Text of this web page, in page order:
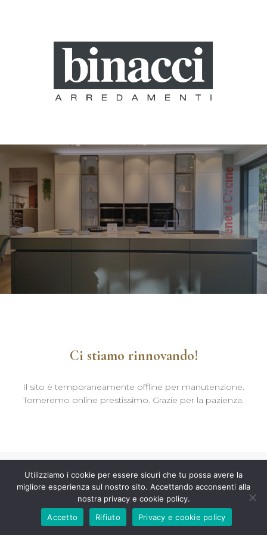
Ci stiamo rinnovando!
Il sito è temporaneamente offline per manutenzione.
Torneremo online prestissimo. Grazie per la pazienza.
Utilizziamo i cookie per essere sicuri che tu possa avere la
migliore esperienza sul nostro sito. Accettando acconsenti alla
nostra privacy e cookie policy.
Accetto
Rifiuto Privacy e cookie policy